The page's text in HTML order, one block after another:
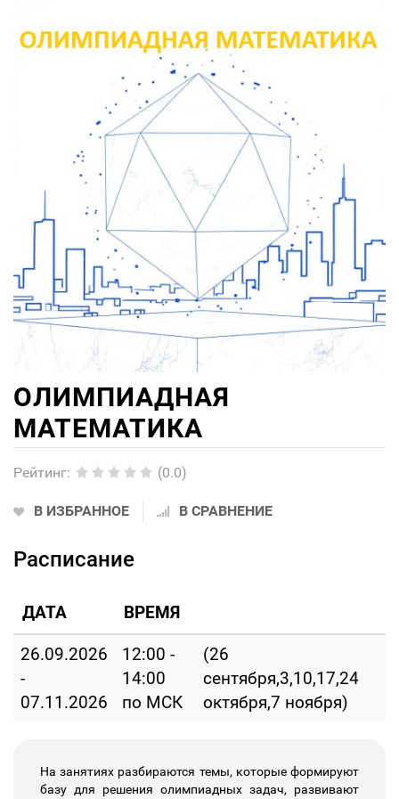
ОЛИМПИАДНАЯ
МАТЕМАТИКА
Рейтинг: (0.0)
В ИЗБРАННОЕ В СРАВНЕНИЕ
Расписание
ДАТА ВРЕМЯ
26.09.2026
-
07.11.2026
12:00 -
14:00
по МСК
(26
сентября,3,10,17,24
октября,7 ноября)
На занятиях разбираются темы, которые формируют
базу для решения олимпиадных задач, развивают